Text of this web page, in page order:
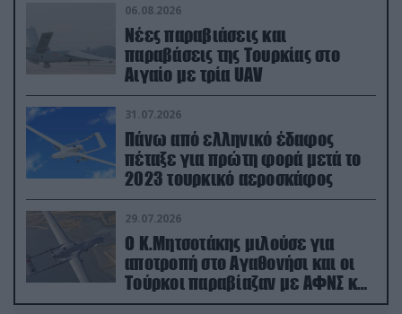
06.08.2026
Νέες παραβιάσεις και
παραβάσεις της Τουρκίας στο
Αιγαίο με τρία UAV
31.07.2026
Πάνω από ελληνικό έδαφος
πέταξε για πρώτη φορά μετά το
2023 τουρκικό αεροσκάφος
29.07.2026
Ο Κ.Μητσοτάκης μιλούσε για
αποτροπή στο Αγαθονήσι και οι
Τούρκοι παραβίαζαν με ΑΦΝΣ και
drone